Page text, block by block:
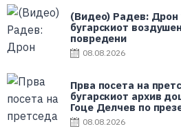
(Видео) Радев: Дрон
бугарскиот
повредени
08.08.2026
Прва посета на
бугарскиот архив
Гоце Делчев по
на д-р Иван Гаџев
08.08.2026